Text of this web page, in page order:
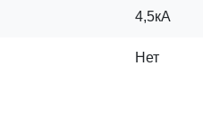
4,5кА
Нет